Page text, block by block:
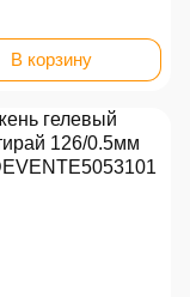
В корзину